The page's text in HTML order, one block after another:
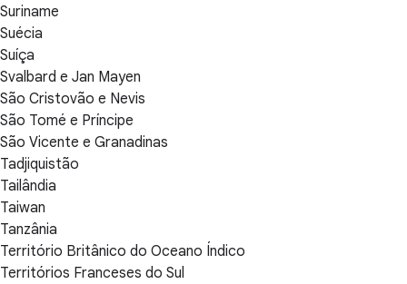
Suriname
Suécia
Suíça
Svalbard e Jan Mayen
São Cristovão e Nevis
São Tomé e Príncipe
São Vicente e Granadinas
Tadjiquistão
Tailândia
Taiwan
Tanzânia
Território Britânico do Oceano Índico
Territórios Franceses do Sul